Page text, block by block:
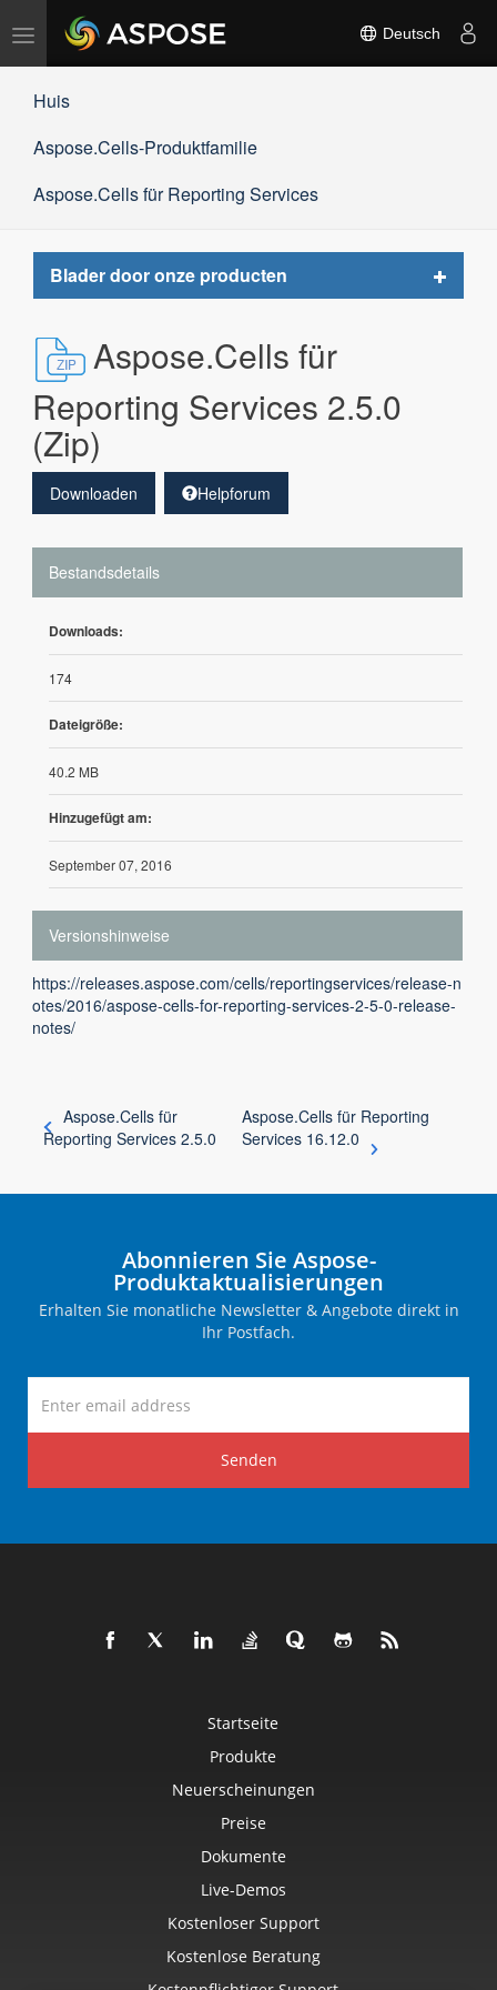
Navigation
umschalten
Deutsch
Huis
Aspose.Cells-Produktfamilie
Aspose.Cells für Reporting Services
Blader door onze producten
Toggle
Aspose.Cells für
Reporting Services 2.5.0
(Zip)
Downloaden Helpforum
Bestandsdetails
Downloads:
174
Dateigröße:
40.2 MB
Hinzugefügt am:
September 07, 2016
Versionshinweise
https://releases.aspose.com/cells/reportingservices/release-n
otes/2016/aspose-cells-for-reporting-services-2-5-0-release-
notes/
Aspose.Cells für
Reporting Services 2.5.0
Aspose.Cells für Reporting
Services 16.12.0
Abonnieren Sie Aspose-
Produktaktualisierungen
Erhalten Sie monatliche Newsletter & Angebote direkt in
Ihr Postfach.
Senden
Startseite
Produkte
Neuerscheinungen
Preise
Dokumente
Live-Demos
Kostenloser Support
Kostenlose Beratung